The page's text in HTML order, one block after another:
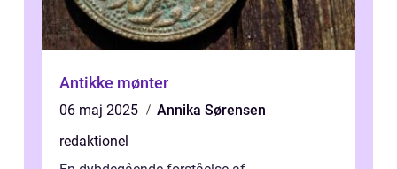
Antikke mønter
06 maj 2025
Annika Sørensen
redaktionel